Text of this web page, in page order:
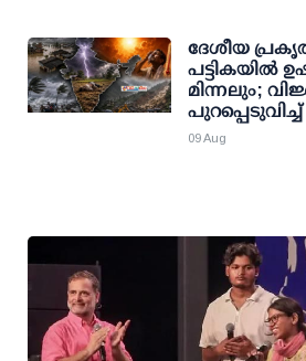
ദേശീയ
പട്ടികയില്‍
മിന്നലും;
09 Aug